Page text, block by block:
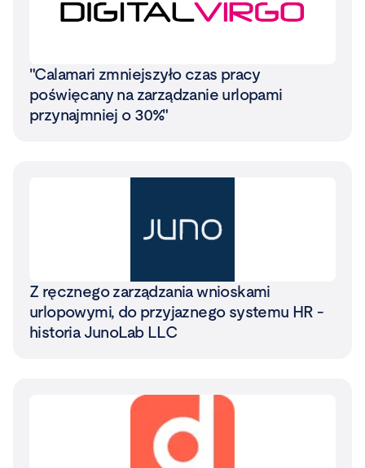
"Calamari zmniejszyło czas pracy
poświęcany na zarządzanie urlopami
przynajmniej o 30%"
Z ręcznego zarządzania wnioskami
urlopowymi, do przyjaznego systemu HR -
historia JunoLab LLC